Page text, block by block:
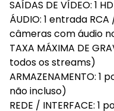
SAÍDAS DE VÍDEO: 1
ÁUDIO: 1 entrada
câmeras com áudio
TAXA MÁXIMA DE
todos os streams)
ARMAZENAMENTO:
não incluso)
REDE / INTERFACE: